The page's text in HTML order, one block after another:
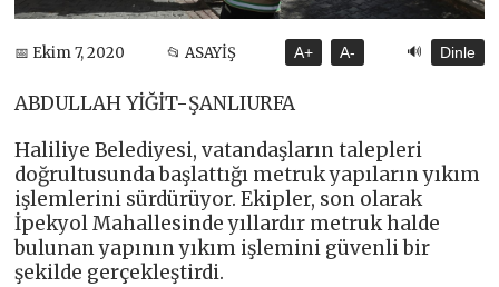
📅 Ekim 7, 2020 📂 ASAYİŞ A+ A- 🔊 Dinle
ABDULLAH YİĞİT-ŞANLIURFA
Haliliye Belediyesi, vatandaşların talepleri
doğrultusunda başlattığı metruk yapıların yıkım
işlemlerini sürdürüyor. Ekipler, son olarak
İpekyol Mahallesinde yıllardır metruk halde
bulunan yapının yıkım işlemini güvenli bir
şekilde gerçekleştirdi.